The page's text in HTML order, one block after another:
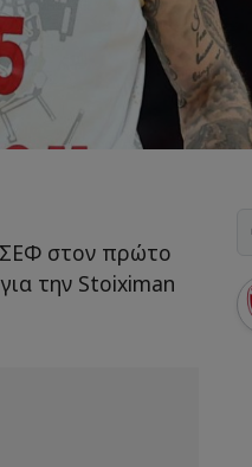
ΣΕΦ στον πρώτο
την Stoiximan